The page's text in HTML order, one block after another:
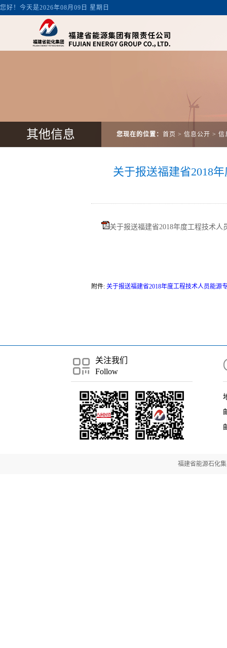
其他信息 您现在的位置： 首页 > 信息公开 > 信
关于报送福建省2018
关于报送福建省2018年度工程技术
附件: 关于报送福建省2018年度工程技术人员能源
关注我们
Follow
福建省能源石化